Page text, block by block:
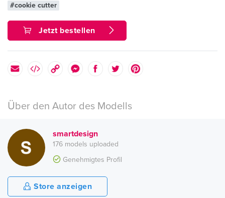
#cookie cutter
Jetzt bestellen
Über den Autor des Modells
smartdesign
176 models uploaded
Genehmigtes Profil
Store anzeigen